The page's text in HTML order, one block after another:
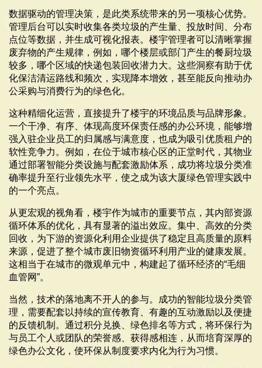
数据驱动的管理决策，是此类系统带来的另一项核心优势。
管理后台可以实时收集各类垃圾的产生量、投放时间、分布
点位等数据，并生成可视化报表。楼宇管理者可以清晰掌握
废弃物的产生规律，例如，哪个楼层或部门产生的餐厨垃圾
较多，哪个区域的快递包装回收潜力大。这些洞察有助于优
化保洁清运路线和频次，实现降本增效，甚至能反向推动办
公采购与消费行为的绿色化。
这种精细化运营，直接提升了楼宇的环境品质与品牌形象。
一个干净、有序、体现高度环保责任感的办公环境，能够增
强入驻企业员工的归属感与满意度，也成为吸引优质租户的
软性竞争力。例如，在位于城市核心区的正堂时代，其物业
通过部署智能分类设施与配套激励体系，成功将垃圾分类准
确率提升至行业领先水平，使之成为该大厦绿色管理实践中
的一个亮点。
从更宏观的视角看，楼宇作为城市的重要节点，其内部资源
循环体系的优化，具有显著的溢出效应。集中、高效的分类
回收，为下游的资源化利用企业提供了稳定且高质量的原料
来源，促进了整个城市废旧物资循环利用产业的健康发展。
这相当于在城市的微观单元中，构建起了循环经济的“毛细
血管网”。
当然，技术的落地离不开人的参与。成功的智能垃圾分类管
理，需要配套以持续的宣传教育、有趣的互动激励以及便捷
的反馈机制。通过积分兑换、绿色排名等方式，将环保行为
与员工个人或团队的荣誉感、获得感相连，从而培育深厚的
绿色办公文化，使环保从制度要求内化为行为习惯。